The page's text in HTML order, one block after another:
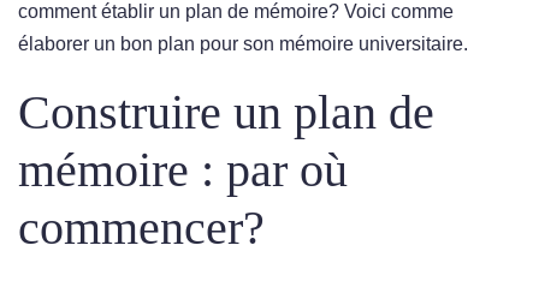
comment établir un plan de mémoire? Voici comme
élaborer un bon plan pour son mémoire universitaire.
Construire un plan de
mémoire : par où
commencer?